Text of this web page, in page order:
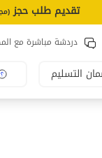
تقديم طلب حجز
دردشة مباشرة مع
التسليم